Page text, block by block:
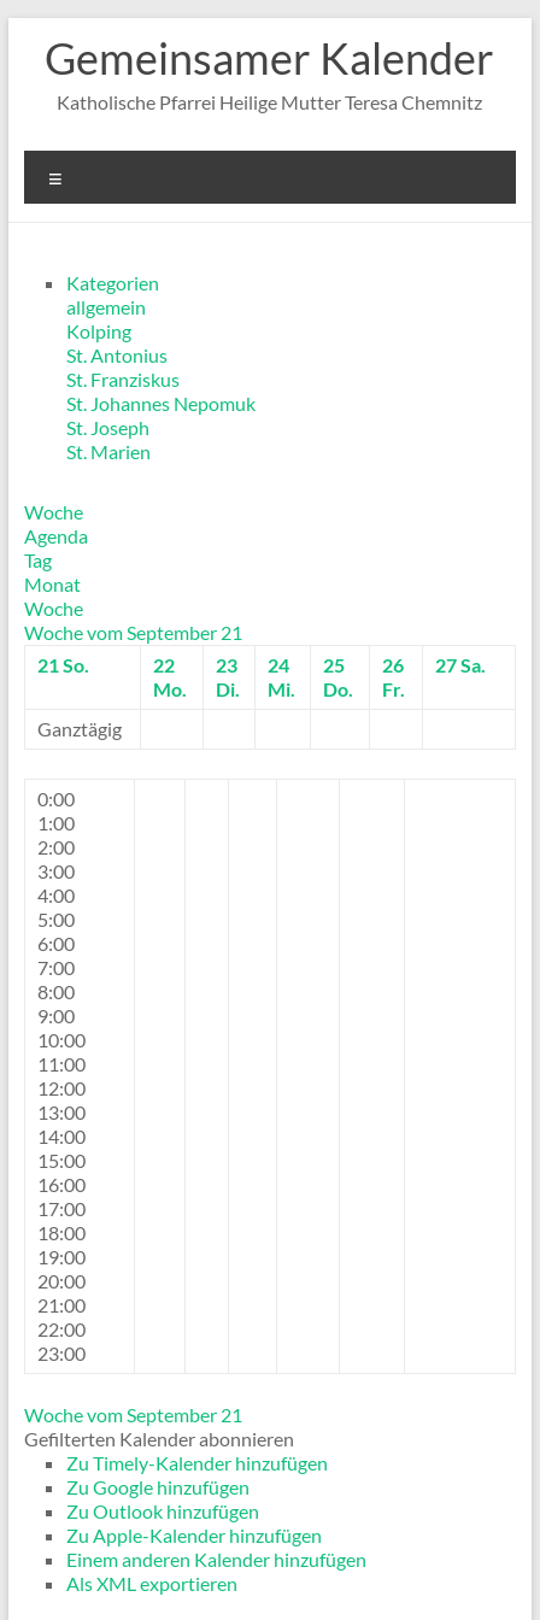
Inhalt
springen
Gemeinsamer Kalender
Katholische Pfarrei Heilige Mutter Teresa Chemnitz
Kategorien
allgemein
Kolping
St. Antonius
St. Franziskus
St. Johannes Nepomuk
St. Joseph
St. Marien
Woche
Agenda
Tag
Monat
Woche
Woche vom September 21
21So.
22
Mo.
23
Di.
24
Mi.
25
Do.
26
Fr.
27Sa.
Ganztägig
0:00
1:00
2:00
3:00
4:00
5:00
6:00
7:00
8:00
9:00
10:00
11:00
12:00
13:00
14:00
15:00
16:00
17:00
18:00
19:00
20:00
21:00
22:00
23:00
Woche vom September 21
Gefilterten Kalender abonnieren
Zu Timely-Kalender hinzufügen
Zu Google hinzufügen
Zu Outlook hinzufügen
Zu Apple-Kalender hinzufügen
Einem anderen Kalender hinzufügen
Als XML exportieren